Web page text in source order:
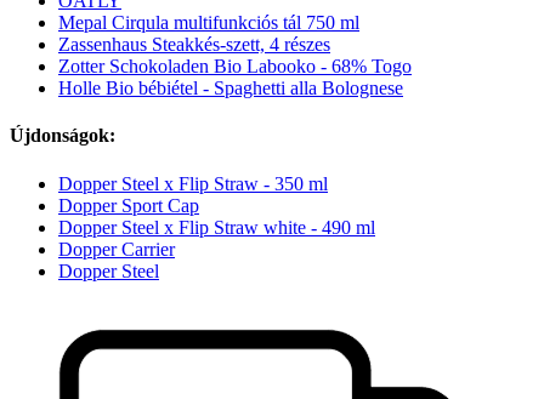
Mepal Cirqula multifunkciós tál 750 ml
Zassenhaus Steakkés-szett, 4 részes
Zotter Schokoladen Bio Labooko - 68% Togo
Holle Bio bébiétel - Spaghetti alla Bolognese
Újdonságok:
Dopper Steel x Flip Straw - 350 ml
Dopper Sport Cap
Dopper Steel x Flip Straw white - 490 ml
Dopper Carrier
Dopper Steel